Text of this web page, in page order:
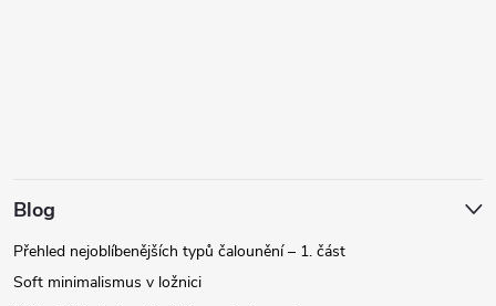
Blog
Přehled nejoblíbenějších typů čalounění – 1. část
Soft minimalismus v ložnici